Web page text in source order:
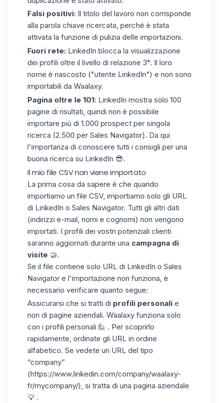
Falsi positivi: Il titolo del lavoro non corrisponde
alla parola chiave ricercata, perché è stata
attivata la funzione di pulizia delle importazioni.
Fuori rete: LinkedIn blocca la visualizzazione
dei profili oltre il livello di relazione 3ᵉ. Il loro
nome è nascosto ("utente LinkedIn") e non sono
importabili da Waalaxy.
Pagina oltre le 101: LinkedIn mostra solo 100
pagine di risultati, quindi non è possibile
importare più di 1.000 prospect per singola
ricerca (2.500 per Sales Navigator). Da qui
l'importanza di conoscere tutti i consigli per una
buona ricerca su LinkedIn 😎.
Il mio file CSV non viene importato
La prima cosa da sapere è che quando
importiamo un file CSV, importiamo solo gli URL
di LinkedIn o Sales Navigator. Tutti gli altri dati
(indirizzi e-mail, nomi e cognomi) non vengono
importati. I profili dei vostri potenziali clienti
saranno aggiornati durante una campagna di
visite 🤝.
Se il file contiene solo URL di LinkedIn o Sales
Navigator e l'importazione non funziona, è
necessario verificare quanto segue:
Assicurarsi che si tratti di profili personali e
non di pagine aziendali. Waalaxy funziona solo
con i profili personali 🙋 . Per scoprirlo
rapidamente, ordinate gli URL in ordine
alfabetico. Se vedete un URL del tipo
“company”
(https://www.linkedin.com/company/waalaxy-
fr/mycompany/), si tratta di una pagina aziendale
💡 .